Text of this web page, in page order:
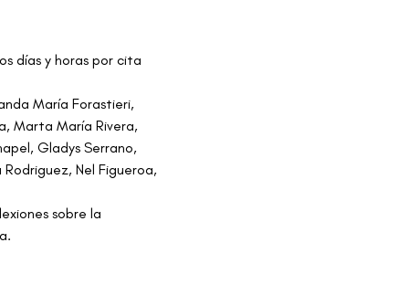
días y horas por cita
María Forastieri,
Marta María Rivera,
Gladys Serrano,
Nel Figueroa,
sobre la